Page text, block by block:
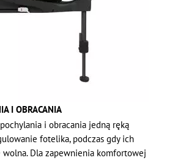
I OBRACANIA
i obracania jedną ręką
fotelika, podczas gdy ich
wolna. Dla zapewnienia komfortowej